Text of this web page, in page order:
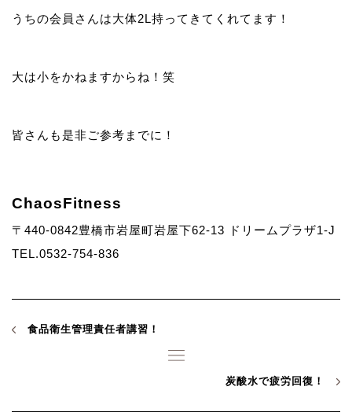
うちの会員さんは大体2L持ってきてくれてます！
大は小をかねますからね！笑
皆さんも是非ご参考までに！
ChaosFitness
〒440-0842豊橋市岩屋町岩屋下62-13 ドリームプラザ1-J
TEL.0532-754-836
食品衛生管理責任者講習！
炭酸水で疲労回復！